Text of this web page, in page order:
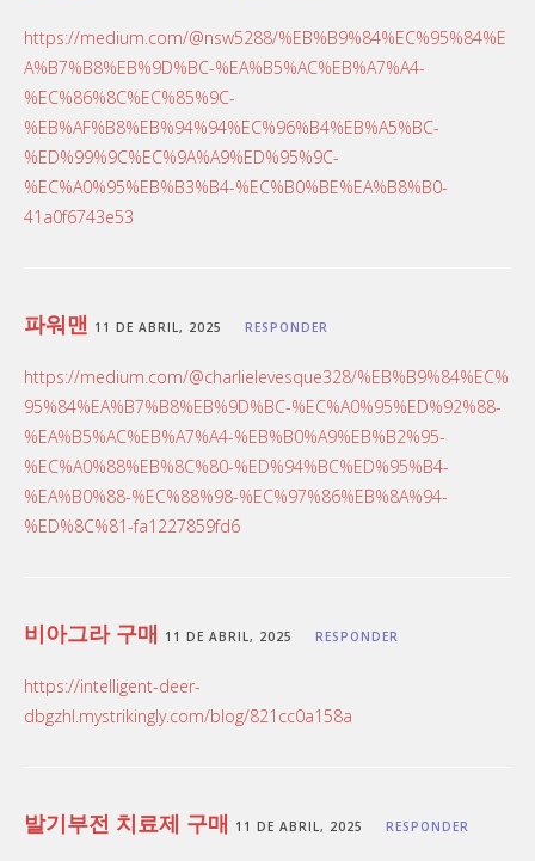
https://medium.com/@nsw5288/%EB%B9%84%EC%95%84%E
A%B7%B8%EB%9D%BC-%EA%B5%AC%EB%A7%A4-
%EC%86%8C%EC%85%9C-
%EB%AF%B8%EB%94%94%EC%96%B4%EB%A5%BC-
%ED%99%9C%EC%9A%A9%ED%95%9C-
%EC%A0%95%EB%B3%B4-%EC%B0%BE%EA%B8%B0-
41a0f6743e53
파워맨 11 DE ABRIL, 2025 RESPONDER
https://medium.com/@charlielevesque328/%EB%B9%84%EC%
95%84%EA%B7%B8%EB%9D%BC-%EC%A0%95%ED%92%88-
%EA%B5%AC%EB%A7%A4-%EB%B0%A9%EB%B2%95-
%EC%A0%88%EB%8C%80-%ED%94%BC%ED%95%B4-
%EA%B0%88-%EC%88%98-%EC%97%86%EB%8A%94-
%ED%8C%81-fa1227859fd6
비아그라 구매 11 DE ABRIL, 2025 RESPONDER
https://intelligent-deer-
dbgzhl.mystrikingly.com/blog/821cc0a158a
발기부전 치료제 구매 11 DE ABRIL, 2025 RESPONDER